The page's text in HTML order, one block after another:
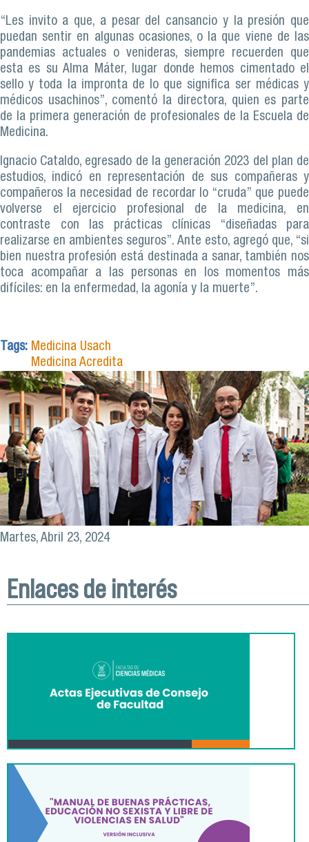
“Les invito a que, a pesar del cansancio y la presión que
puedan sentir en algunas ocasiones, o la que viene de las
pandemias actuales o venideras, siempre recuerden que
esta es su Alma Máter, lugar donde hemos cimentado el
sello y toda la impronta de lo que significa ser médicas y
médicos usachinos”, comentó la directora, quien es parte
de la primera generación de profesionales de la Escuela de
Medicina.
Ignacio Cataldo, egresado de la generación 2023 del plan de
estudios, indicó en representación de sus compañeras y
compañeros la necesidad de recordar lo “cruda” que puede
volverse el ejercicio profesional de la medicina, en
contraste con las prácticas clínicas “diseñadas para
realizarse en ambientes seguros”. Ante esto, agregó que, “si
bien nuestra profesión está destinada a sanar, también nos
toca acompañar a las personas en los momentos más
difíciles: en la enfermedad, la agonía y la muerte”.
Tags: Medicina Usach
Medicina Acredita
Martes, Abril 23, 2024
Enlaces de interés